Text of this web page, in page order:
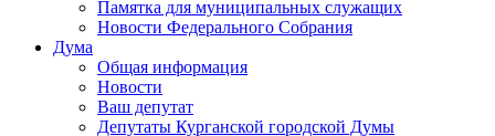
Памятка для муниципальных служащих
Новости Федерального Cобрания
Дума
Общая информация
Новости
Ваш депутат
Депутаты Курганской городской Думы